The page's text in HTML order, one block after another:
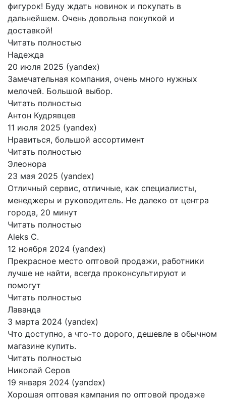
фигурок! Буду ждать новинок и покупать в
дальнейшем. Очень довольна покупкой и
доставкой!
Читать полностью
Надежда
20 июля 2025 (yandex)
Замечательная компания, очень много нужных
мелочей. Большой выбор.
Читать полностью
Антон Кудрявцев
11 июля 2025 (yandex)
Нравиться, большой ассортимент
Читать полностью
Элеонора
23 мая 2025 (yandex)
Отличный сервис, отличные, как специалисты,
менеджеры и руководитель. Не далеко от центра
города, 20 минут
Читать полностью
Aleks C.
12 ноября 2024 (yandex)
Прекрасное место оптовой продажи, работники
лучше не найти, всегда проконсультируют и
помогут
Читать полностью
Лаванда
3 марта 2024 (yandex)
Что доступно, а что-то дорого, дешевле в обычном
магазине купить.
Читать полностью
Николай Серов
19 января 2024 (yandex)
Хорошая оптовая кампания по оптовой продаже